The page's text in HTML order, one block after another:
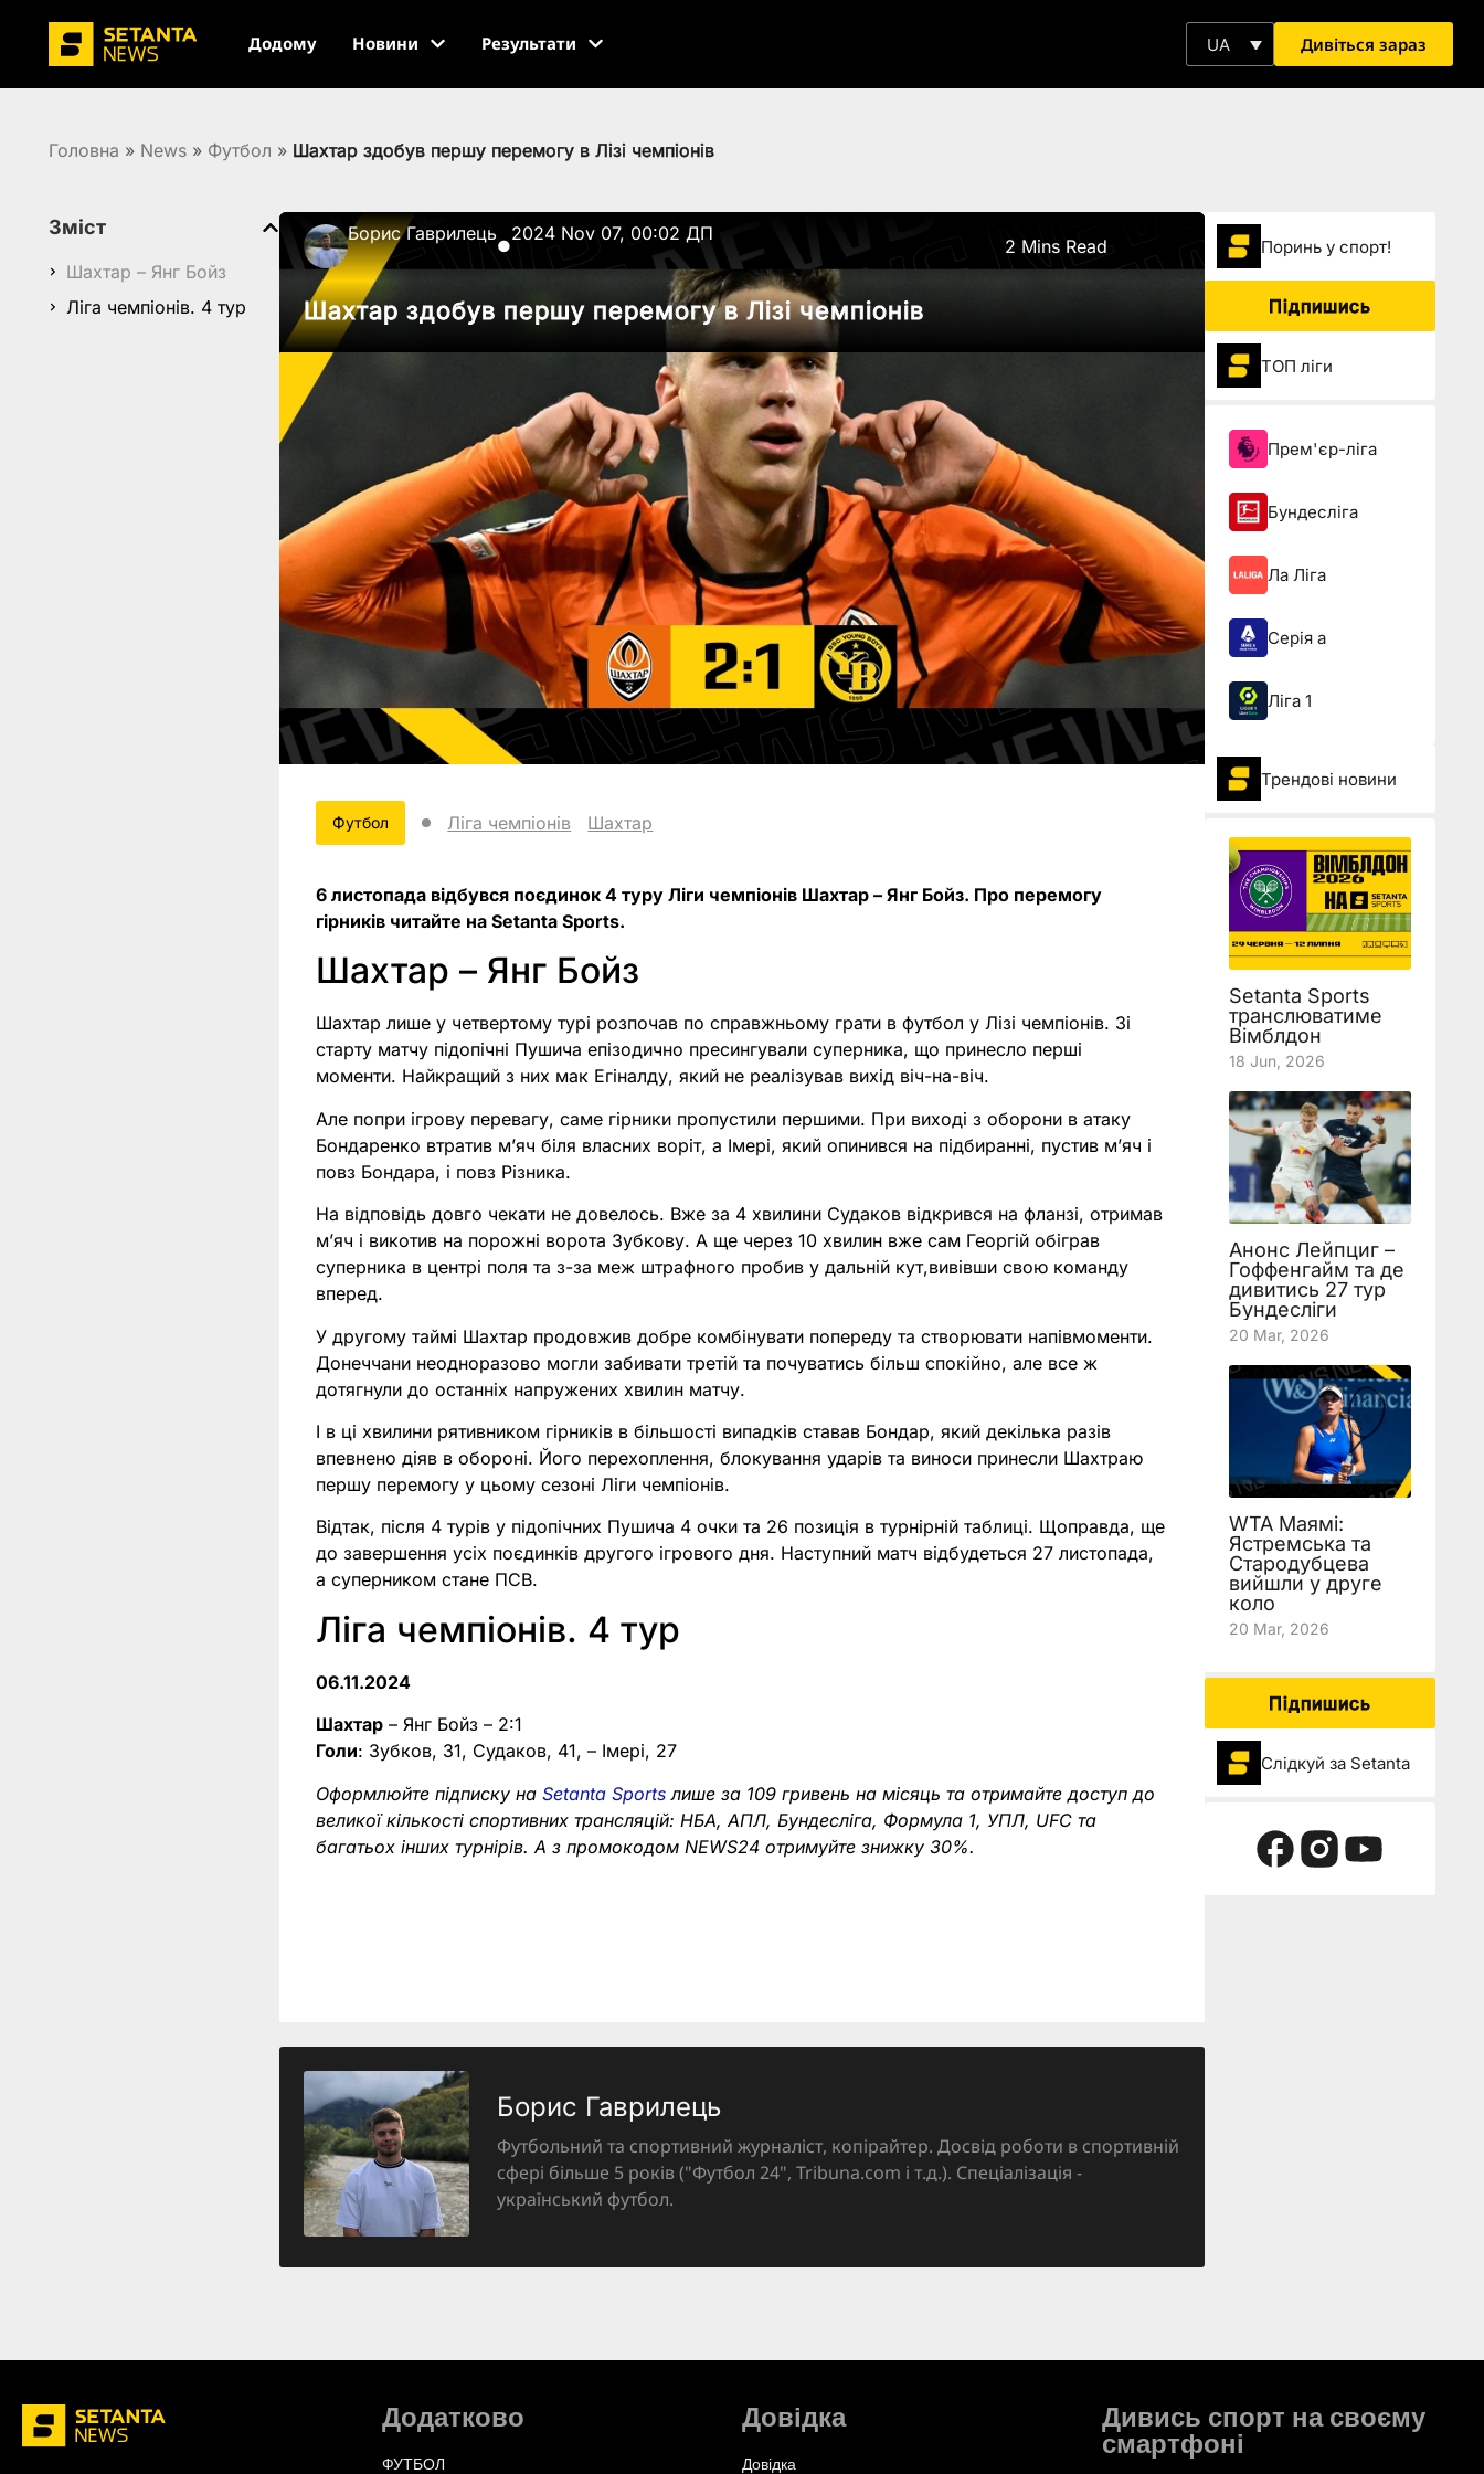
Додому Новини Результати UA Дивіться зараз
Головна » News » Футбол » Шахтар здобув першу перемогу в Лізі чемпіонів
Зміст
Шахтар – Янг Бойз
Ліга чемпіонів. 4 тур
Борис Гаврилець
●
2024 Nov 07, 00:02 ДП
2 Mins Read
Шахтар здобув першу перемогу в Лізі чемпіонів
Футбол Ліга чемпіонів Шахтар
6 листопада відбувся поєдинок 4 туру Ліги чемпіонів Шахтар – Янг Бойз. Про перемогу
гірників читайте на Setanta Sports.
Шахтар – Янг Бойз
Шахтар лише у четвертому турі розпочав по справжньому грати в футбол у Лізі чемпіонів. Зі
старту матчу підопічні Пушича епізодично пресингували суперника, що принесло перші
моменти. Найкращий з них мак Егіналду, який не реалізував вихід віч-на-віч.
Але попри ігрову перевагу, саме гірники пропустили першими. При виході з оборони в атаку
Бондаренко втратив м’яч біля власних воріт, а Імері, який опинився на підбиранні, пустив м’яч і
повз Бондара, і повз Різника.
На відповідь довго чекати не довелось. Вже за 4 хвилини Судаков відкрився на фланзі, отримав
м’яч і викотив на порожні ворота Зубкову. А ще через 10 хвилин вже сам Георгій обіграв
суперника в центрі поля та з-за меж штрафного пробив у дальній кут,вивівши свою команду
вперед.
У другому таймі Шахтар продовжив добре комбінувати попереду та створювати напівмоменти.
Донеччани неодноразово могли забивати третій та почуватись більш спокійно, але все ж
дотягнули до останніх напружених хвилин матчу.
І в ці хвилини рятивником гірників в більшості випадків ставав Бондар, який декілька разів
впевнено діяв в обороні. Його перехоплення, блокування ударів та виноси принесли Шахтраю
першу перемогу у цьому сезоні Ліги чемпіонів.
Відтак, після 4 турів у підопічних Пушича 4 очки та 26 позиція в турнірній таблиці. Щоправда, ще
до завершення усіх поєдинків другого ігрового дня. Наступний матч відбудеться 27 листопада,
а суперником стане ПСВ.
Ліга чемпіонів. 4 тур
06.11.2024
Шахтар – Янг Бойз – 2:1
Голи: Зубков, 31, Судаков, 41, – Імері, 27
Оформлюйте підписку наSetanta Sports лише за 109 гривень на місяць та отримайте доступ до
великої кількості спортивних трансляцій: НБА, АПЛ, Бундесліга, Формула 1, УПЛ, UFC та
багатьох інших турнірів. А з промокодом NEWS24 отримуйте знижку 30%.
Борис Гаврилець
Футбольний та спортивний журналіст, копірайтер. Досвід роботи в спортивній
сфері більше 5 років ("Футбол 24", Tribuna.com і т.д.). Спеціалізація -
український футбол.
Поринь у спорт!
Підпишись
ТОП ліги
Прем'єр-ліга
Бундесліга
Ла Ліга
Серія а
Ліга 1
Трендові новини
Setanta Sports
транслюватиме
Вімблдон
18 Jun, 2026
Анонс Лейпциг –
Гоффенгайм та де
дивитись 27 тур
Бундесліги
20 Mar, 2026
WTA Маямі:
Ястремська та
Стародубцева
вийшли у друге
коло
20 Mar, 2026
Підпишись
Слідкуй за Setanta
Додатково
ФУТБОЛ
Довідка
Довідка
Дивись спорт на своєму
смартфоні